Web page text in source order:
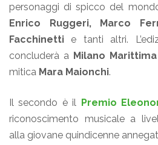
personaggi di spicco del
Enrico Ruggeri, Marco
Facchinetti e tanti altri.
concluderà a Milano Marittima
mitica Mara Maionchi.
Il secondo è il Premio
riconoscimento musicale a
alla giovane quindicenne